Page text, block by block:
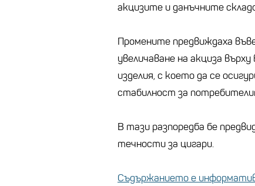
акцизите и данъчните
Промените предвиждаха
увеличаване на акциза
изделия, с което да се
стабилност за
В тази разпоредба бе
течности за цигари.
Съдържанието е